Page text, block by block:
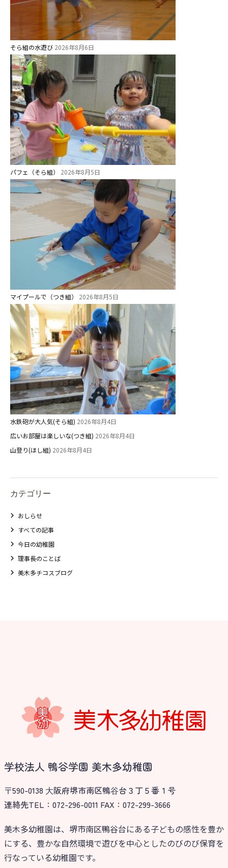
そら組の水遊び 2026年8月6日
パフェ（そら組） 2026年8月5日
マイプールで（つき組） 2026年8月5日
水鉄砲が大人気(そら組) 2026年8月4日
広いお部屋は楽しいな(つき組) 2026年8月4日
山登り(ほし組) 2026年8月4日
カテゴリー
おしらせ
すべての記事
今日の幼稚園
理事長のことば
美木多チコスブログ
学校法人 鴨谷学園 美木多幼稚園
〒590-0138 ⼤阪府堺市南区鴨⾕台３丁５番１号
連絡先TEL：072-296-0011 FAX：072-299-3666
美木多幼稚園は、堺市南区鴨谷台にある子どもの感性を豊か
にする、豊かな自然環境で遊びを中心としたのびのび保育を
行なっている幼稚園です。